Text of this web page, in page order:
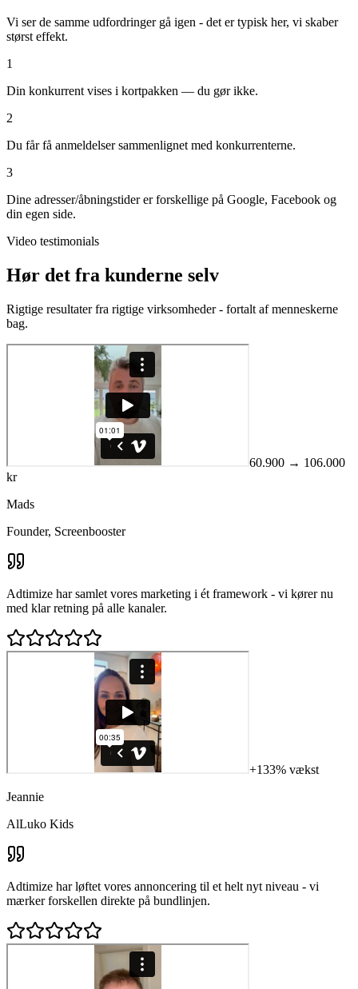
Vi ser de samme udfordringer gå igen - det er typisk her, vi skaber
størst effekt.
1
Din konkurrent vises i kortpakken — du gør ikke.
2
Du får få anmeldelser sammenlignet med konkurrenterne.
3
Dine adresser/åbningstider er forskellige på Google, Facebook og
din egen side.
Video testimonials
Hør det fra kunderne selv
Rigtige resultater fra rigtige virksomheder - fortalt af menneskerne
bag.
60.900 → 106.000
kr
Mads
Founder, Screenbooster
Adtimize har samlet vores marketing i ét framework - vi kører nu
med klar retning på alle kanaler.
+133% vækst
Jeannie
AlLuko Kids
Adtimize har løftet vores annoncering til et helt nyt niveau - vi
mærker forskellen direkte på bundlinjen.